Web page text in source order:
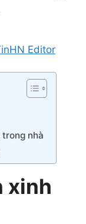
Editor
nhà
xinh